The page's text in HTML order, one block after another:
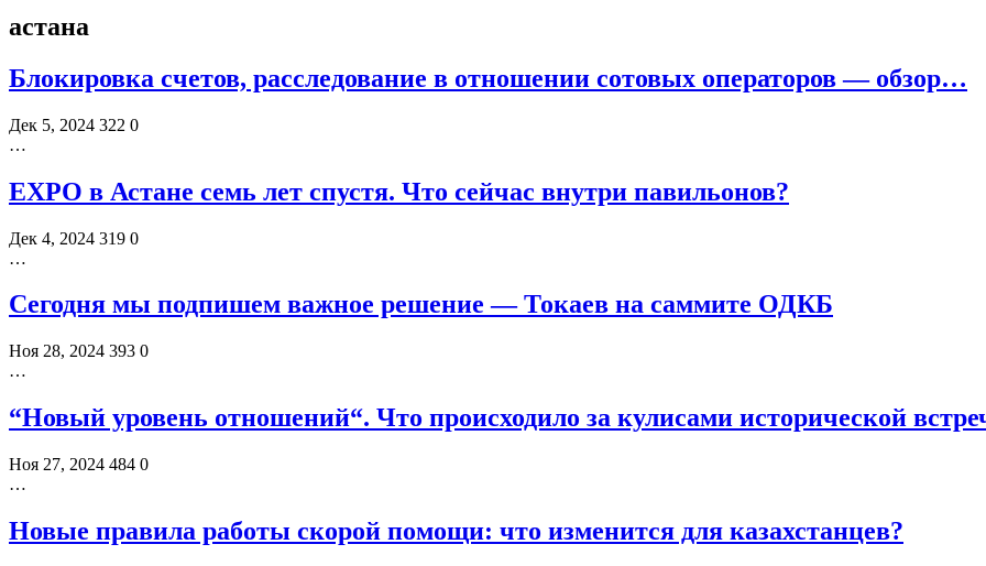
астана
Блокировка счетов, расследование в отношении сотовых операторов — обзор…
Дек 5, 2024 322 0
…
EXPO в Астане семь лет спустя. Что сейчас внутри павильонов?
Дек 4, 2024 319 0
…
Сегодня мы подпишем важное решение — Токаев на саммите ОДКБ
Ноя 28, 2024 393 0
…
“Новый уровень отношений“. Что происходило за кулисами исторической
Ноя 27, 2024 484 0
…
Новые правила работы скорой помощи: что изменится для казахстанцев?